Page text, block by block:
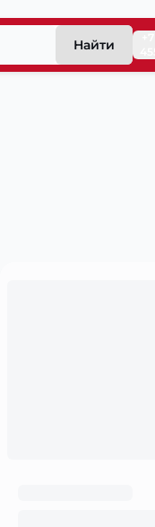
Найти